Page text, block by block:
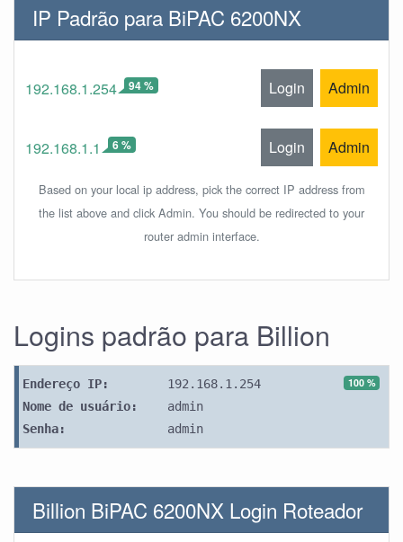
IP Padrão para BiPAC 6200NX
192.168.1.254 94 % Login Admin
192.168.1.1 6 % Login Admin
Based on your local ip address, pick the correct IP address from
the list above and click Admin. You should be redirected to your
router admin interface.
Logins padrão para Billion
100 %
Endereço IP:
192.168.1.254
Nome de usuário:
admin
Senha:
admin
Billion BiPAC 6200NX Login Roteador